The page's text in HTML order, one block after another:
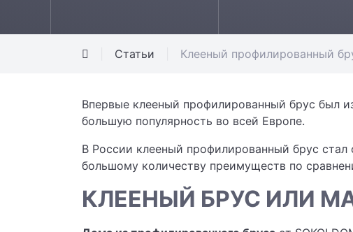
Статьи Клееный профилированный
Впервые клееный профилированный брус был
большую популярность во всей Европе.
В России клееный профилированный брус
большому количеству преимуществ по
КЛЕЕНЫЙ БРУС ИЛИ